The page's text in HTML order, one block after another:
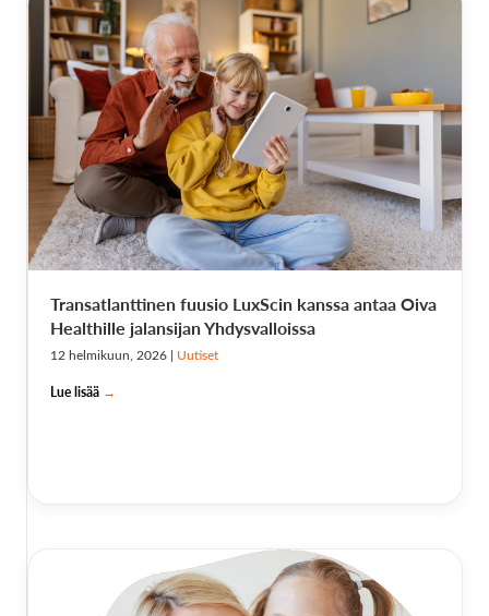
Transatlanttinen fuusio LuxScin kanssa antaa Oiva
Healthille jalansijan Yhdysvalloissa
12 helmikuun, 2026 | Uutiset
Lue lisää →